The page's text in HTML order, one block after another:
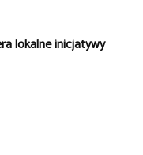
lokalne inicjatywy